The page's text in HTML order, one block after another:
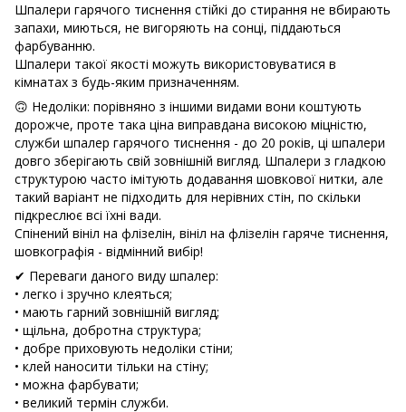
Шпалери гарячого тиснення стійкі до стирання не вбирають
запахи, миються, не вигоряють на сонці, піддаються
фарбуванню.
Шпалери такої якості можуть використовуватися в
кімнатах з будь-яким призначенням.
🙃 Недоліки: порівняно з іншими видами вони коштують
дорожче, проте така ціна виправдана високою міцністю,
служби шпалер гарячого тиснення - до 20 років, ці шпалери
довго зберігають свій зовнішній вигляд. Шпалери з гладкою
структурою часто імітують додавання шовкової нитки, але
такий варіант не підходить для нерівних стін, по скільки
підкреслює всі їхні вади.
Спінений вініл на флізелін, вініл на флізелін гаряче тиснення,
шовкографія - відмінний вибір!
✔ Переваги даного виду шпалер:
• легко і зручно клеяться;
• мають гарний зовнішній вигляд;
• щільна, добротна структура;
• добре приховують недоліки стіни;
• клей наносити тільки на стіну;
• можна фарбувати;
• великий термін служби.